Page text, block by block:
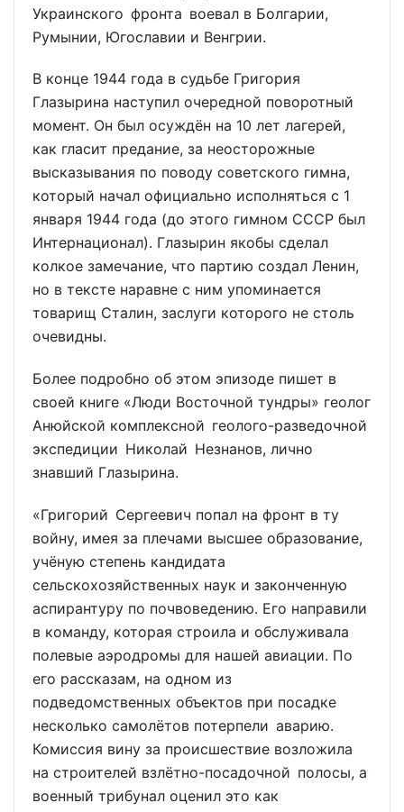
Украинского фронта воевал в Болгарии,
Румынии, Югославии и Венгрии.
В конце 1944 года в судьбе Григория
Глазырина наступил очередной поворотный
момент. Он был осуждён на 10 лет лагерей,
как гласит предание, за неосторожные
высказывания по поводу советского гимна,
который начал официально исполняться с 1
января 1944 года (до этого гимном СССР был
Интернационал). Глазырин якобы сделал
колкое замечание, что партию создал Ленин,
но в тексте наравне с ним упоминается
товарищ Сталин, заслуги которого не столь
очевидны.
Более подробно об этом эпизоде пишет в
своей книге «Люди Восточной тундры» геолог
Анюйской комплексной геолого-разведочной
экспедиции Николай Незнанов, лично
знавший Глазырина.
«Григорий Сергеевич попал на фронт в ту
войну, имея за плечами высшее образование,
учёную степень кандидата
сельскохозяйственных наук и законченную
аспирантуру по почвоведению. Его направили
в команду, которая строила и обслуживала
полевые аэродромы для нашей авиации. По
его рассказам, на одном из
подведомственных объектов при посадке
несколько самолётов потерпели аварию.
Комиссия вину за происшествие возложила
на строителей взлётно-посадочной полосы, а
военный трибунал оценил это как